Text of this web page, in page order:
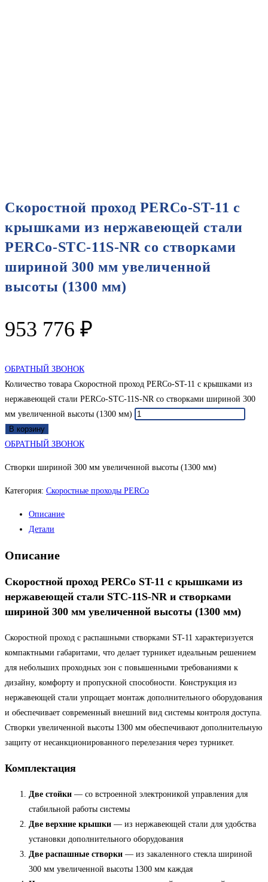
Скоростной проход PERCo-ST-11 с
крышками из нержавеющей стали
PERCo-STC-11S-NR со створками
шириной 300 мм увеличенной
высоты (1300 мм)
953 776 ₽
ОБРАТНЫЙ ЗВОНОК
Количество товара Скоростной проход PERCo-ST-11 с крышками из
нержавеющей стали PERCo-STC-11S-NR со створками шириной 300
мм увеличенной высоты (1300 мм)
В корзину
ОБРАТНЫЙ ЗВОНОК
Створки шириной 300 мм увеличенной высоты (1300 мм)
Категория: Скоростные проходы PERCo
Описание
Детали
Описание
Скоростной проход PERCo ST-11 с крышками из
нержавеющей стали STC-11S-NR и створками
шириной 300 мм увеличенной высоты (1300 мм)
Скоростной проход с распашными створками ST-11 характеризуется
компактными габаритами, что делает турникет идеальным решением
для небольших проходных зон с повышенными требованиями к
дизайну, комфорту и пропускной способности. Конструкция из
нержавеющей стали упрощает монтаж дополнительного оборудования
и обеспечивает современный внешний вид системы контроля доступа.
Створки увеличенной высоты 1300 мм обеспечивают дополнительную
защиту от несанкционированного перелезания через турникет.
Комплектация
Две стойки — со встроенной электроникой управления для
стабильной работы системы
Две верхние крышки — из нержавеющей стали для удобства
установки дополнительного оборудования
Две распашные створки — из закаленного стекла шириной
300 мм увеличенной высоты 1300 мм каждая